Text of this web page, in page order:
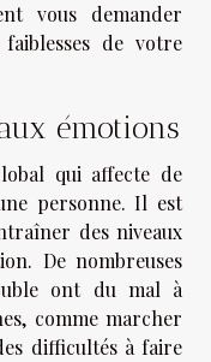
vous demander
de votre
émotions
qui affecte de
personne. Il est
des niveaux
De nombreuses
ont du mal à
comme marcher
difficultés à faire